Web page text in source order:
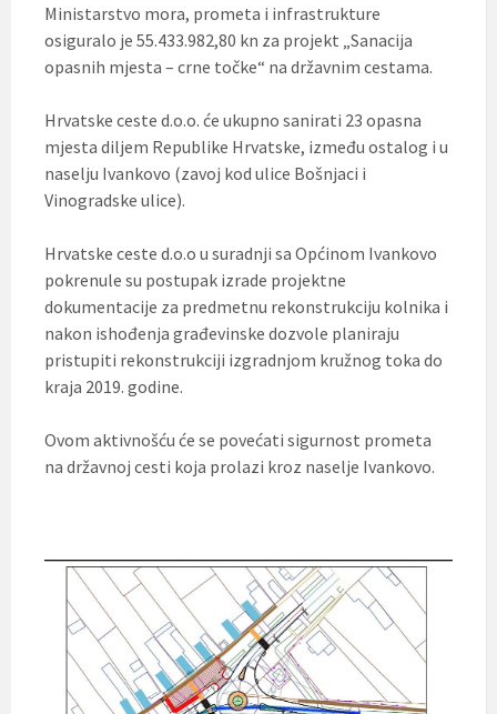
Ministarstvo mora, prometa i infrastrukture
osiguralo je 55.433.982,80 kn za projekt „Sanacija
opasnih mjesta – crne točke“ na državnim cestama.
Hrvatske ceste d.o.o. će ukupno sanirati 23 opasna
mjesta diljem Republike Hrvatske, između ostalog i u
naselju Ivankovo (zavoj kod ulice Bošnjaci i
Vinogradske ulice).
Hrvatske ceste d.o.o u suradnji sa Općinom Ivankovo
pokrenule su postupak izrade projektne
dokumentacije za predmetnu rekonstrukciju kolnika i
nakon ishođenja građevinske dozvole planiraju
pristupiti rekonstrukciji izgradnjom kružnog toka do
kraja 2019. godine.
Ovom aktivnošću će se povećati sigurnost prometa
na državnoj cesti koja prolazi kroz naselje Ivankovo.